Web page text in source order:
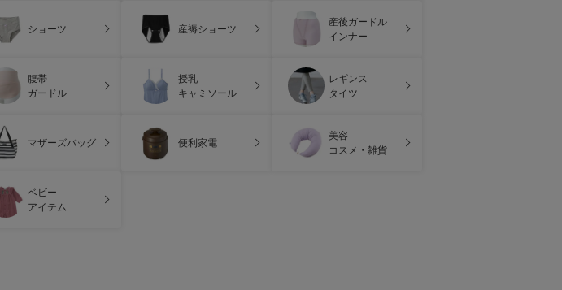
ショーツ 産褥ショーツ
産後ガードル
インナー
腹帯
ガードル
授乳
キャミソール
レギンス
タイツ
マザーズバッグ 便利家電
美容
コスメ・雑貨
ベビー
アイテム